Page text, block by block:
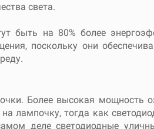
света.
быть на 80% более
поскольку они
Более высокая мощность
лампочку, тогда как
деле светодиодные